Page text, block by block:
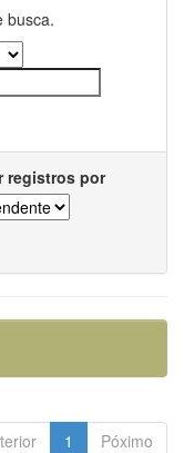
busca.
registros por
1 Póximo